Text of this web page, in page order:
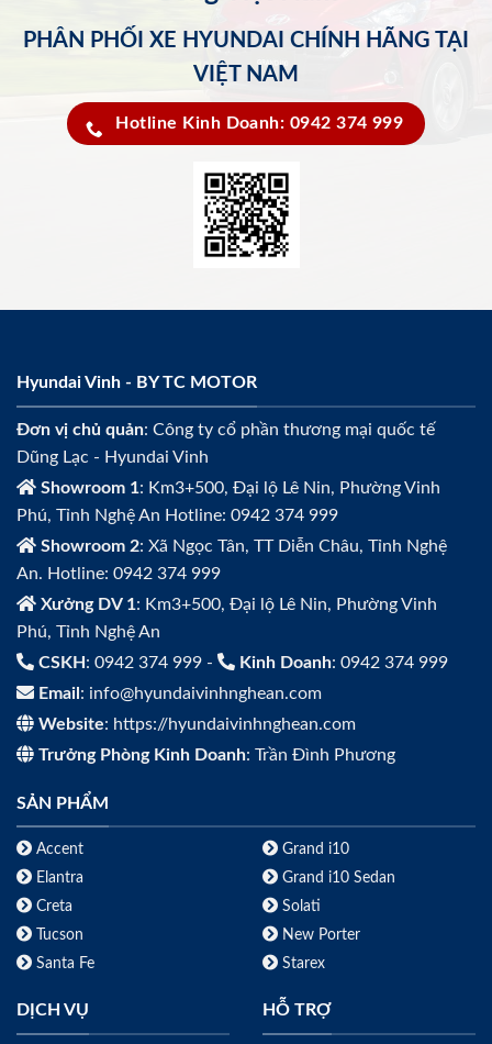
PHÂN PHỐI XE HYUNDAI CHÍNH HÃNG TẠI
VIỆT NAM
Hotline Kinh Doanh: 0942 374 999
Hyundai Vinh - BY TC MOTOR
Đơn vị chủ quản: Công ty cổ phần thương mại quốc tế
Dũng Lạc - Hyundai Vinh
Showroom 1: Km3+500, Đại lộ Lê Nin, Phường Vinh
Phú, Tỉnh Nghệ An Hotline: 0942 374 999
Showroom 2: Xã Ngọc Tân, TT Diễn Châu, Tỉnh Nghệ
An. Hotline: 0942 374 999
Xưởng DV 1: Km3+500, Đại lộ Lê Nin, Phường Vinh
Phú, Tỉnh Nghệ An
CSKH : 0942 374 999 - Kinh Doanh: 0942 374 999
Email : info@hyundaivinhnghean.com
Website: https://hyundaivinhnghean.com
Trưởng Phòng Kinh Doanh: Trần Đình Phương
SẢN PHẨM
Accent
Elantra
Creta
Tucson
Santa Fe
Grand i10
Grand i10 Sedan
Solati
New Porter
Starex
DỊCH VỤ HỖ TRỢ